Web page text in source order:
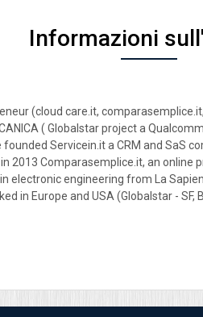
Informazioni
(cloud care.it,
( Globalstar project a
Servicein.it a CRM and SaS
2013 Comparasemplice.it, an
electronic engineering from La
in Europe and USA (Globalstar - SF,